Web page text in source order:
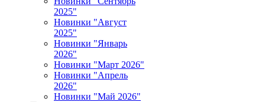
2025"
Новинки "Август
2025"
Новинки "Январь
2026"
Новинки "Март 2026"
Новинки "Апрель
2026"
Новинки "Май 2026"